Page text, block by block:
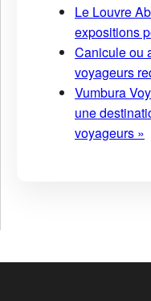
Le Louvre
expositions
Canicule ou
voyageurs
Vumbura
une
voyageurs »